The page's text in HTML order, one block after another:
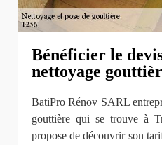
Bénéficier le
nettoyage
BatiPro Rénov SARL
gouttière qui se trouve à
propose de découvrir son